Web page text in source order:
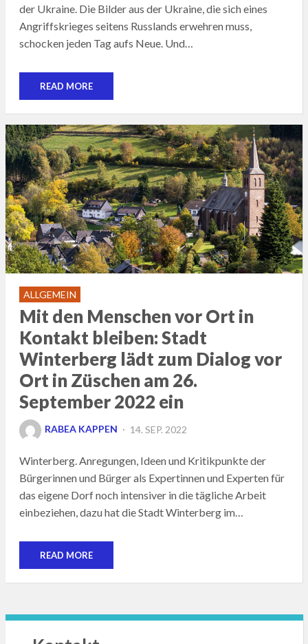
der Ukraine. Die Bilder aus der Ukraine, die sich eines
Angriffskrieges seitens Russlands erwehren muss,
schocken jeden Tag aufs Neue. Und…
READ MORE
ALLGEMEIN
Mit den Menschen vor Ort in
Kontakt bleiben: Stadt
Winterberg lädt zum Dialog vor
Ort in Züschen am 26.
September 2022 ein
RABEA KAPPEN
POSTED
14. SEP. 2022
Winterberg. Anregungen, Ideen und Kritikpunkte der
Bürgerinnen und Bürger als Expertinnen und Experten für
das eigene Dorf noch intensiver in die tägliche Arbeit
einbeziehen, dazu hat die Stadt Winterberg im…
READ MORE